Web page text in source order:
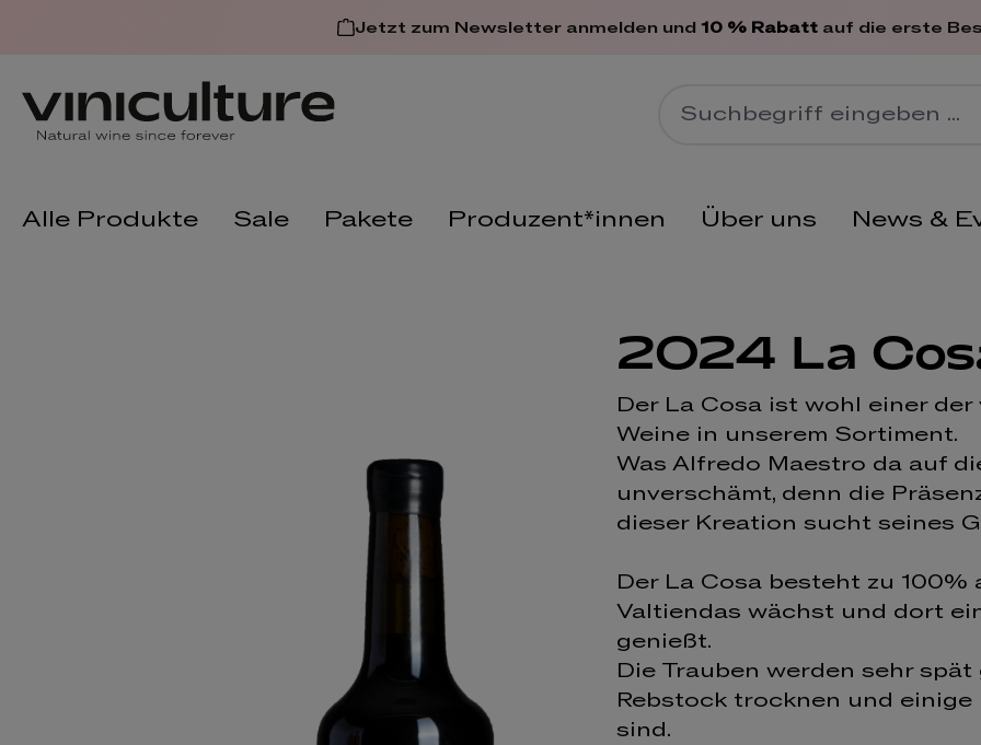
Zur Hauptnavigation springenJetzt zum Newsletter anmelden und 10 % Rabatt auf die erste
Alle Produkte Sale Pakete Produzent*innen Über uns News &
2024 La
Der La Cosa ist wohl einer
Weine in unserem Sortiment.
Was Alfredo Maestro da auf
unverschämt, denn die
dieser Kreation sucht seines
Der La Cosa besteht zu 100%
Valtiendas wächst und dort
genießt.
Die Trauben werden sehr
Rebstock trocknen und
sind.